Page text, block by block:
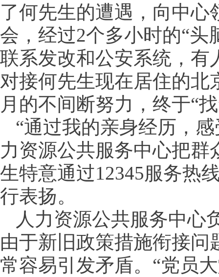
了何先生的遭遇，向中
会，经过2个多小时的“头
联系发改和公安系统，有
对接何先生现在居住的
月的不间断努力，终于“
“通过我的亲身经历，
力资源公共服务中心把群
生特意通过12345服务热
行表扬。
人力资源公共服务中心
由于新旧政策措施衔接
常容易引发矛盾。“党员